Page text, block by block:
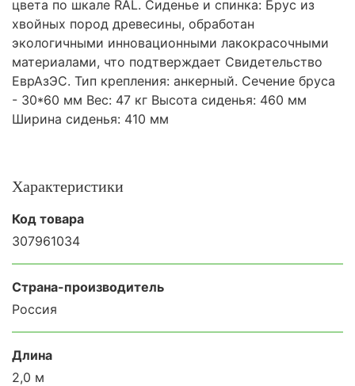
цвета по шкале RAL. Сиденье и спинка: Брус из
хвойных пород древесины, обработан
экологичными инновационными лакокрасочными
материалами, что подтверждает Свидетельство
ЕврАзЭС. Тип крепления: анкерный. Сечение бруса
- 30*60 мм Вес: 47 кг Высота сиденья: 460 мм
Ширина сиденья: 410 мм
Характеристики
Код товара
307961034
Страна-производитель
Россия
Длина
2,0 м